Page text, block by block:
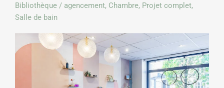
Bibliothèque / agencement, Chambre, Projet complet,
Salle de bain